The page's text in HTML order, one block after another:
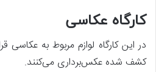
کارگاه عکاسی
در این کارگاه لوازم مربوط به عکاسی
کشف شده عکس‌برداری می‌کنند.